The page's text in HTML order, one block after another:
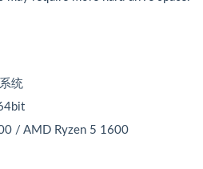
统
/ AMD Ryzen 5 1600